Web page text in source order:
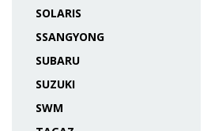
SOLARIS
SSANGYONG
SUBARU
SUZUKI
SWM